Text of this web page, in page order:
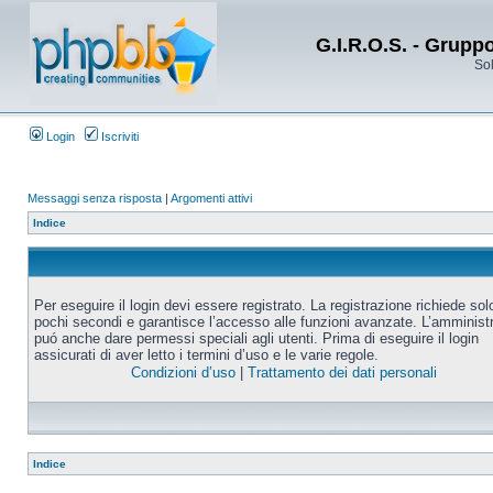
G.I.R.O.S. -
Login Iscriviti
Messaggi senza risposta | Argomenti attivi
Indice
Per eseguire il login devi essere registrato. La registrazione richiede
pochi secondi e garantisce l’accesso alle funzioni avanzate.
puó anche dare permessi speciali agli utenti. Prima di eseguire il login
assicurati di aver letto i termini d’uso e le varie regole.
Condizioni d’uso| Trattamento dei dati personali
Indice